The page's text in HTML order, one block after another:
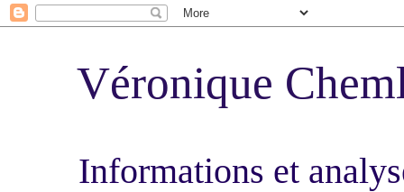
Véronique
Informations et